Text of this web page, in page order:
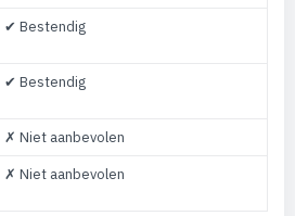
✔ Bestendig
✔ Bestendig
✗ Niet aanbevolen
✗ Niet aanbevolen